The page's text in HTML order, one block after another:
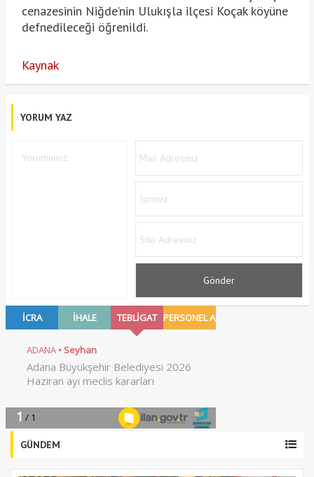
cenazesinin Niğde’nin Ulukışla ilçesi Koçak köyüne
defnedileceği öğrenildi.
Kaynak
YORUM YAZ
GÜNDEM